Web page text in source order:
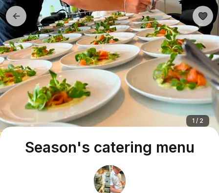
Season's catering menu
1 / 2